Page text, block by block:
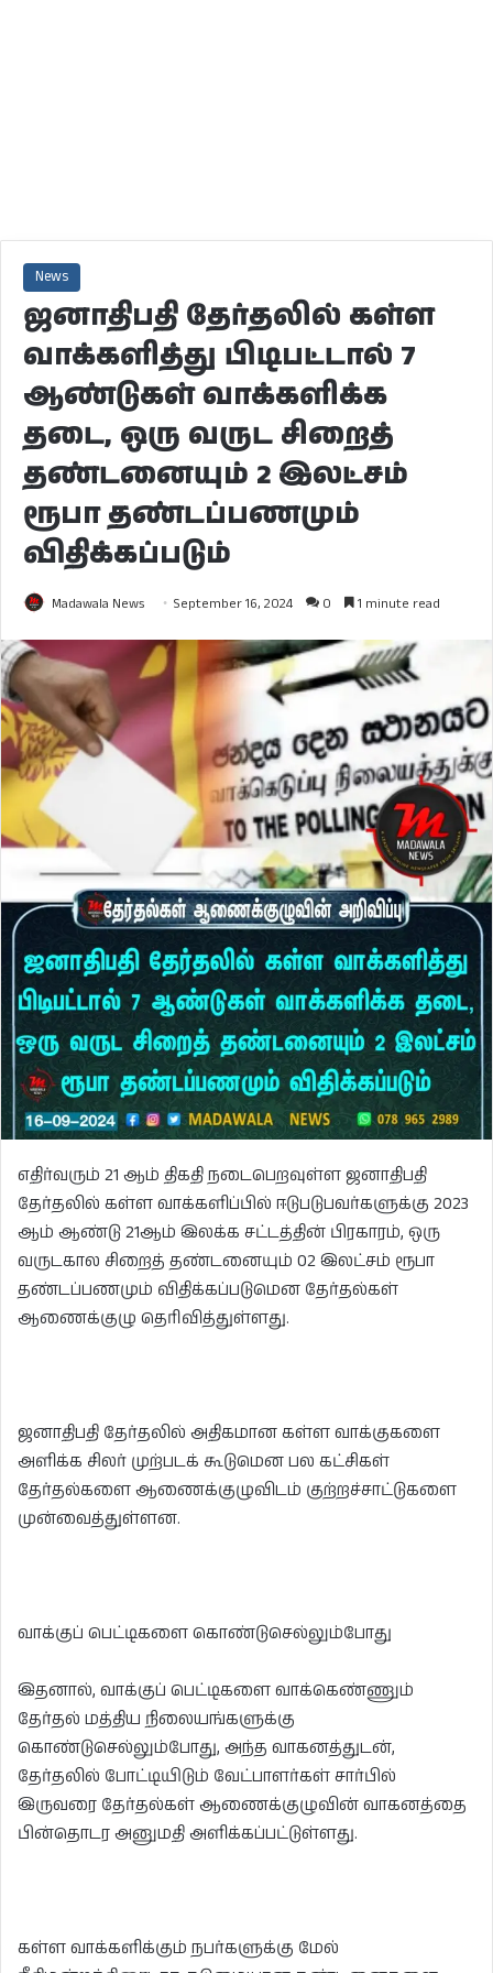
News
ஜனாதிபதி தேர்தலில் கள்ள
வாக்களித்து பிடிபட்டால் 7
ஆண்டுகள் வாக்களிக்க
தடை, ஒரு வருட சிறைத்
தண்டனையும் 2 இலட்சம்
ரூபா தண்டப்பணமும்
விதிக்கப்படும்
Madawala News September 16, 2024 0 1 minute read
எதிர்வரும் 21 ஆம் திகதி நடைபெறவுள்ள ஜனாதிபதி
தேர்தலில் கள்ள வாக்களிப்பில் ஈடுபடுபவர்களுக்கு 2023
ஆம் ஆண்டு 21ஆம் இலக்க சட்டத்தின் பிரகாரம், ஒரு
வருடகால சிறைத் தண்டனையும் 02 இலட்சம் ரூபா
தண்டப்பணமும் விதிக்கப்படுமென தேர்தல்கள்
ஆணைக்குழு தெரிவித்துள்ளது.
ஜனாதிபதி தேர்தலில் அதிகமான கள்ள வாக்குகளை
அளிக்க சிலர் முற்படக் கூடுமென பல கட்சிகள்
தேர்தல்களை ஆணைக்குழுவிடம் குற்றச்சாட்டுகளை
முன்வைத்துள்ளன.
வாக்குப் பெட்டிகளை கொண்டுசெல்லும்போது
இதனால், வாக்குப் பெட்டிகளை வாக்கெண்ணும்
தேர்தல் மத்திய நிலையங்களுக்கு
கொண்டுசெல்லும்போது, அந்த வாகனத்துடன்,
தேர்தலில் போட்டியிடும் வேட்பாளர்கள் சார்பில்
இருவரை தேர்தல்கள் ஆணைக்குழுவின் வாகனத்தை
பின்தொடர அனுமதி அளிக்கப்பட்டுள்ளது.
கள்ள வாக்களிக்கும் நபர்களுக்கு மேல்